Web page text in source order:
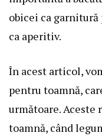
obicei ca
ca aperitiv.
În acest articol,
pentru toamnă,
următoare.
toamnă, când